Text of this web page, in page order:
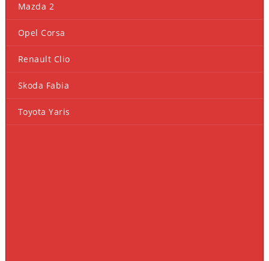
Mazda 2
Opel Corsa
Renault Clio
Skoda Fabia
Toyota Yaris